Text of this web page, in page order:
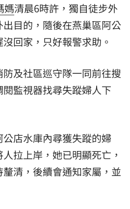
媽清晨6時許，獨自徒步外
目的，隨後在燕巢區阿公
回家，只好報警求助。
及社區巡守隊一同前往搜
監視器找尋失蹤婦人下
店水庫內尋獲失蹤的婦
拉上岸，她已明顯死亡，
清，後續會通知家屬，並